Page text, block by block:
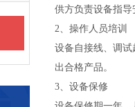
供方负责设备指
2、操作人员培训
设备自接线、调
出合格产品。
3、设备保修